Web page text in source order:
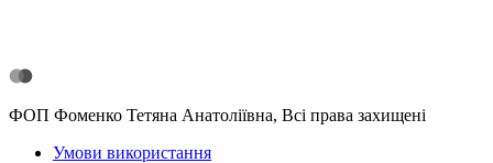
ФОП Фоменко Тетяна Анатоліївна, Всі права захищені
Умови використання